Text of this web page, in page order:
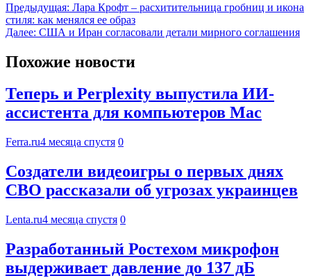
Предыдущая: Лара Крофт – расхитительница гробниц и икона
стиля: как менялся ее образ
Далее: США и Иран согласовали детали мирного соглашения
Похожие новости
Теперь и Perplexity выпустила ИИ-
ассистента для компьютеров Mac
Ferra.ru4 месяца спустя 0
Создатели видеоигры о первых днях
СВО рассказали об угрозах украинцев
Lenta.ru4 месяца спустя 0
Разработанный Ростехом микрофон
выдерживает давление до 137 дБ